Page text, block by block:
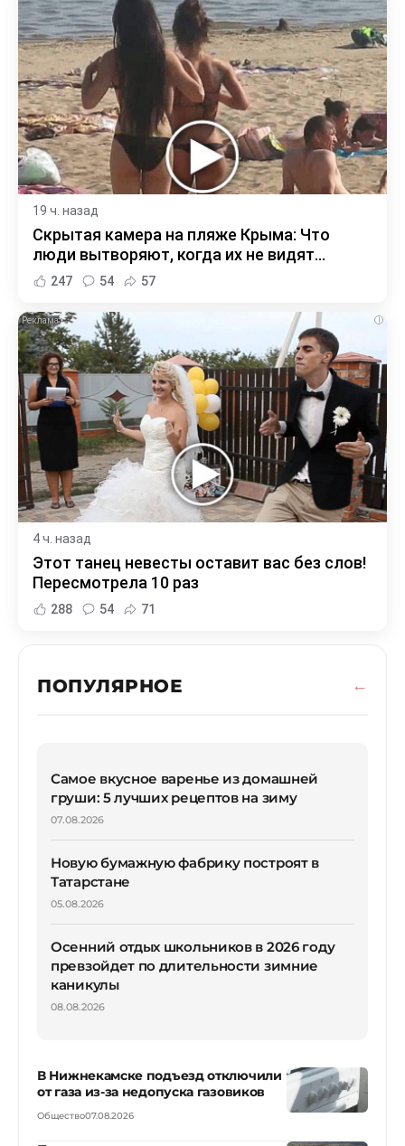
19 ч. назад
Скрытая камера на пляже Крыма: Что
люди вытворяют, когда их не видят...
247 54 57
i
4 ч. назад
Этот танец невесты оставит вас без слов!
Пересмотрела 10 раз
288 54 71
ПОПУЛЯРНОЕ
Самое вкусное варенье из домашней
груши: 5 лучших рецептов на зиму
07.08.2026
Новую бумажную фабрику построят в
Татарстане
05.08.2026
Осенний отдых школьников в 2026 году
превзойдет по длительности зимние
каникулы
08.08.2026
В Нижнекамске подъезд отключили
от газа из-за недопуска газовиков
Общество07.08.2026